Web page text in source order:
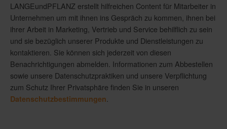
LANGEundPFLANZ erstellt hilfreichen Content für Mitarbeiter in
Unternehmen um mit ihnen ins Gespräch zu kommen, ihnen bei
ihrer Arbeit in Marketing, Vertrieb und Service behilflich zu sein
und sie bezüglich unserer Produkte und Dienstleistungen zu
kontaktieren. Sie können sich jederzeit von diesen
Benachrichtigungen abmelden. Informationen zum Abbestellen
sowie unsere Datenschutzpraktiken und unsere Verpflichtung
zum Schutz Ihrer Privatsphäre finden Sie in unseren
Datenschutzbestimmungen